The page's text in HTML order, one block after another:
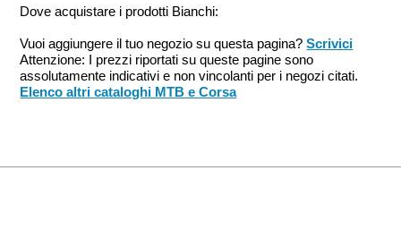
Dove acquistare i prodotti Bianchi:
Vuoi aggiungere il tuo negozio su questa pagina?Scrivici
Attenzione: I prezzi riportati su queste pagine sono
assolutamente indicativi e non vincolanti per i negozi citati.
Elenco altri cataloghi MTB e Corsa